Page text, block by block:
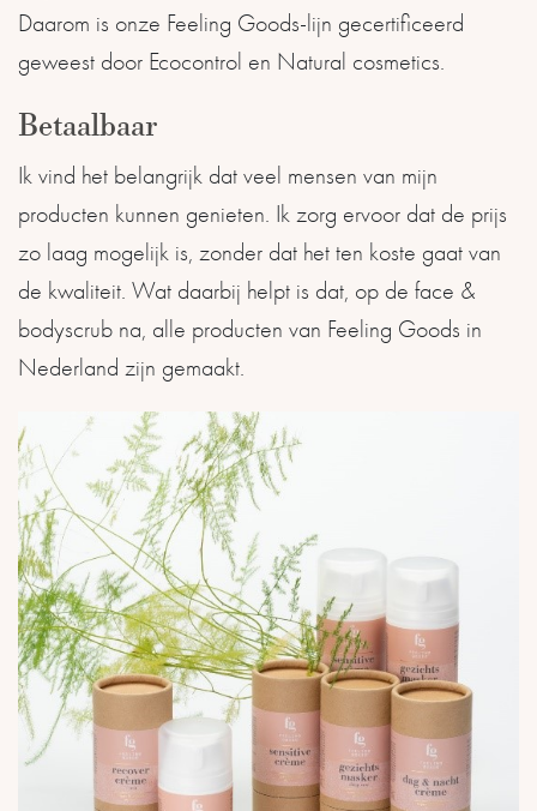
Daarom is onze Feeling Goods-lijn gecertificeerd
geweest door Ecocontrol en Natural cosmetics.
Betaalbaar
Ik vind het belangrijk dat veel mensen van mijn
producten kunnen genieten. Ik zorg ervoor dat de prijs
zo laag mogelijk is, zonder dat het ten koste gaat van
de kwaliteit. Wat daarbij helpt is dat, op de face &
bodyscrub na, alle producten van Feeling Goods in
Nederland zijn gemaakt.